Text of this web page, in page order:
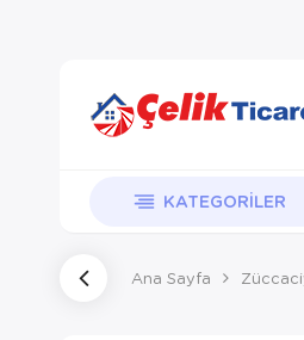
KATEGORILER
Ana Sayfa